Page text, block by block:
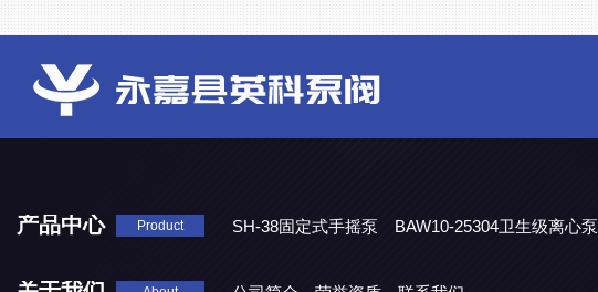
产品中心 Product SH-38固定式手摇泵 BAW10-25304卫生级离心泵